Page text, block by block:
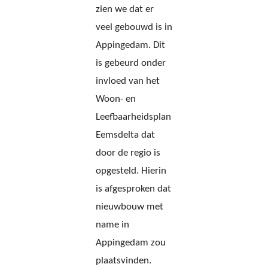
zien we dat er
veel gebouwd is in
Appingedam. Dit
is gebeurd onder
invloed van het
Woon- en
Leefbaarheidsplan
Eemsdelta dat
door de regio is
opgesteld. Hierin
is afgesproken dat
nieuwbouw met
name in
Appingedam zou
plaatsvinden.